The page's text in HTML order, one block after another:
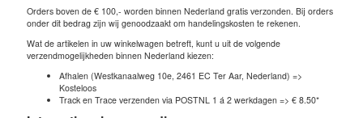
Orders boven de € 100,- worden binnen Nederland gratis verzonden. Bij orders
onder dit bedrag zijn wij genoodzaakt om handelingskosten te rekenen.
Wat de artikelen in uw winkelwagen betreft, kunt u uit de volgende
verzendmogelijkheden binnen Nederland kiezen:
Afhalen (Westkanaalweg 10e, 2461 EC Ter Aar, Nederland) =>
Kosteloos
Track en Trace verzenden via POSTNL 1 á 2 werkdagen => € 8.50*